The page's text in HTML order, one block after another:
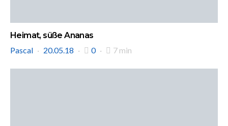
Heimat, süße Ananas
Pascal
20.05.18 0 7 min